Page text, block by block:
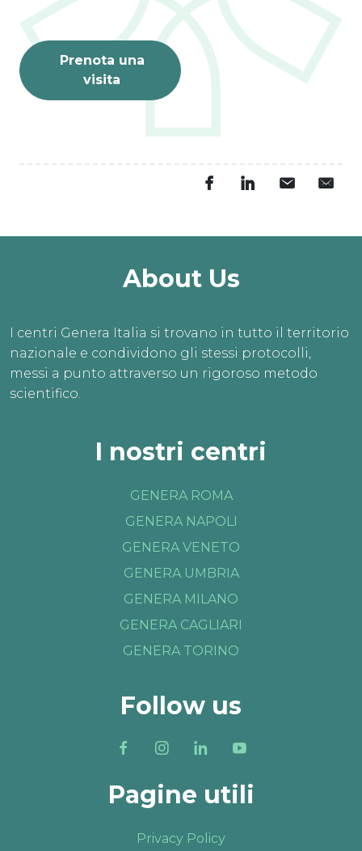
Prenota una
visita
About Us
I centri Genera Italia si trovano in tutto il territorio
nazionale e condividono gli stessi protocolli,
messi a punto attraverso un rigoroso metodo
scientifico.
I nostri centri
GENERA ROMA
GENERA NAPOLI
GENERA VENETO
GENERA UMBRIA
GENERA MILANO
GENERA CAGLIARI
GENERA TORINO
Follow us
Pagine utili
Privacy Policy